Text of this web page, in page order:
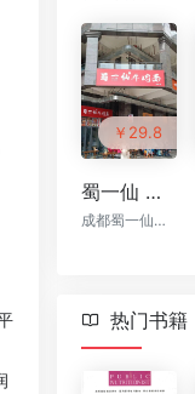
￥29.8
蜀一仙 原价3600的牛肉面技术高清视频教程（全套）
成都蜀一仙品牌管理有限公司旗下的餐饮品牌，总部位于成都金牛高新技术产业园区
热门书籍